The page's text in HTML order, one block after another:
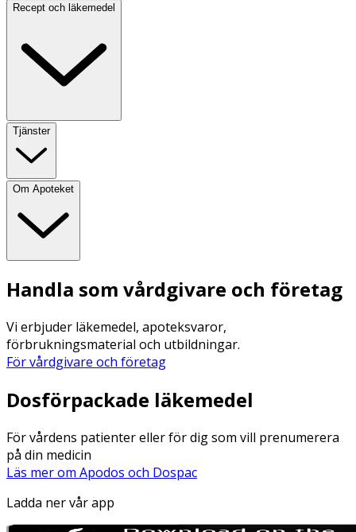
Recept och läkemedel
Tjänster
Om Apoteket
Handla som vårdgivare och företag
Vi erbjuder läkemedel, apoteksvaror,
förbrukningsmaterial och utbildningar.
För vårdgivare och företag
Dosförpackade läkemedel
För vårdens patienter eller för dig som vill prenumerera
på din medicin
Läs mer om Apodos och Dospac
Ladda ner vår app